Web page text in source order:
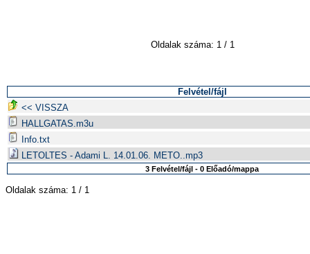
Oldalak száma: 1 / 1
Felvétel/fájl
<< VISSZA
HALLGATAS.m3u
Info.txt
LETOLTES - Adami L. 14.01.06. METO..mp3
3 Felvétel/fájl - 0 Előadó/mappa
Oldalak száma: 1 / 1